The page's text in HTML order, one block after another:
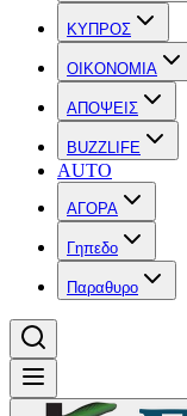
ΚΥΠΡΟΣ
OIKONOMIA
ΑΠΟΨΕΙΣ
BUZZLIFE
AUTO
ΑΓΟΡΑ
Γηπεδο
Παραθυρο